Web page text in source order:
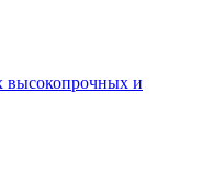
высокопрочных и